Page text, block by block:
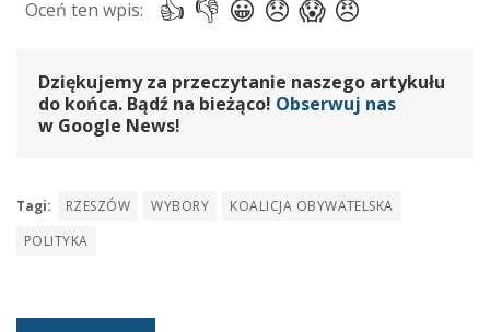
Dziękujemy za przeczytanie naszego artykułu
do końca. Bądź na bieżąco! Obserwuj nas
w Google News!
Tagi: RZESZÓW WYBORY
KOALICJA OBYWATELSKA
POLITYKA